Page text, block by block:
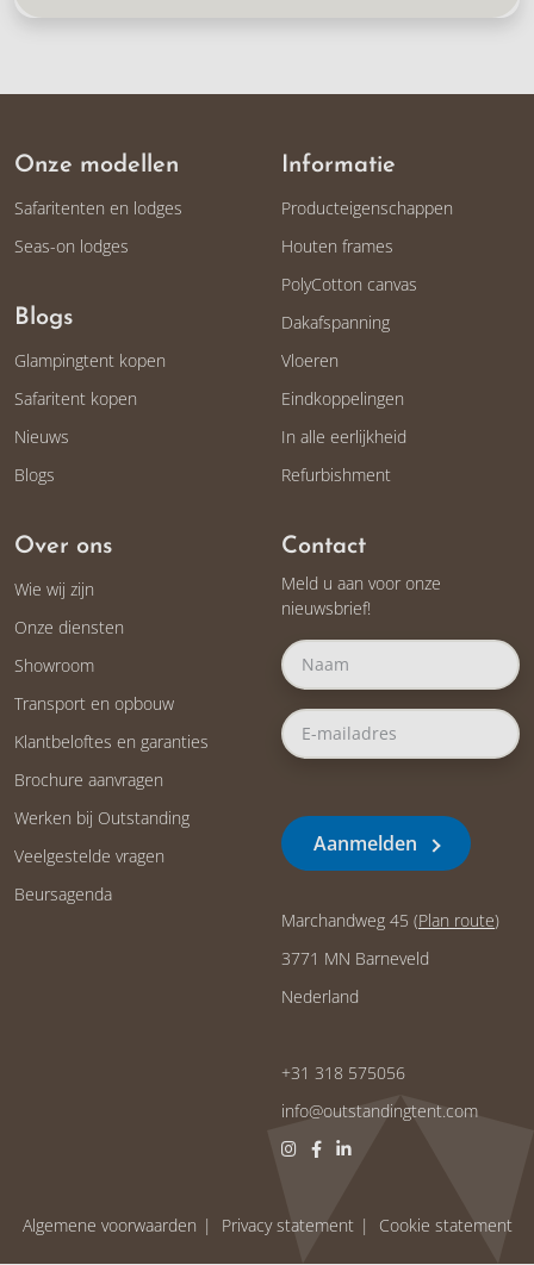
Onze modellen
Safaritenten en lodges
Seas-on lodges
Blogs
Glampingtent kopen
Safaritent kopen
Nieuws
Blogs
Informatie
Producteigenschappen
Houten frames
PolyCotton canvas
Dakafspanning
Vloeren
Eindkoppelingen
In alle eerlijkheid
Refurbishment
Over ons
Wie wij zijn
Onze diensten
Showroom
Transport en opbouw
Klantbeloftes en garanties
Brochure aanvragen
Werken bij Outstanding
Veelgestelde vragen
Beursagenda
Contact
Meld u aan voor onze
nieuwsbrief!
Aanmelden
Marchandweg 45 (Plan route)
3771 MN Barneveld
Nederland
+31 318 575056
info@outstandingtent.com
Algemene voorwaarden Privacy statement Cookie statement